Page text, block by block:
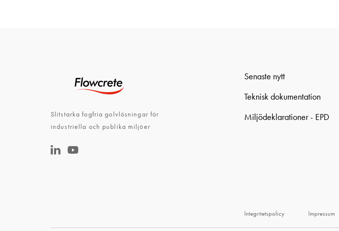
Slitstarka fogfria golvlösningar för
industriella och publika miljöer
Senaste nytt
Teknisk dokumentation
Miljödeklarationer - EPD
Integritetspolicy Impressum